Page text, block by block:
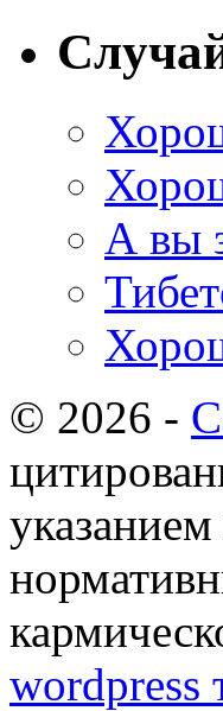
А вы
© 2026 -
wordpress